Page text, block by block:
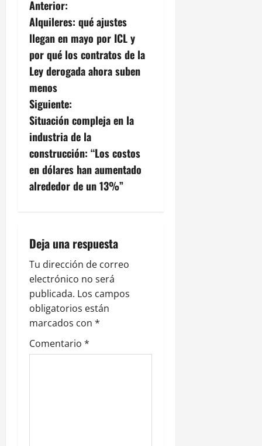
N
a
v
e
g
a
c
i
d
e
e
n
t
Anterior:
Alquileres: qué ajustes
llegan en mayo por ICL y
por qué los contratos de la
Ley derogada ahora suben
menos
Siguiente:
Situación compleja en la
industria de la
construcción: “Los costos
en dólares han aumentado
alrededor de un 13%”
Deja una respuesta
Tu dirección de correo
electrónico no será
publicada. Los campos
obligatorios están
marcados con *
Comentario *